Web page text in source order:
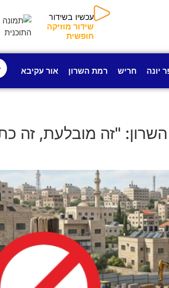
עכשיו בשידור
שידור מוזיקה חופשית
יונה חריש רמת השרון אור עקיבא
"זה מובלעת, זה